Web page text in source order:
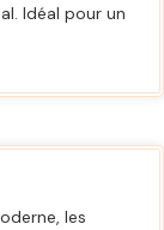
Idéal pour un
les